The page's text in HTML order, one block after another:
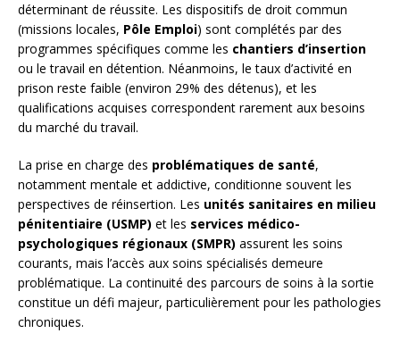
déterminant de réussite. Les dispositifs de droit commun
(missions locales, Pôle Emploi) sont complétés par des
programmes spécifiques comme les chantiers d’insertion
ou le travail en détention. Néanmoins, le taux d’activité en
prison reste faible (environ 29% des détenus), et les
qualifications acquises correspondent rarement aux besoins
du marché du travail.
La prise en charge des problématiques de santé,
notamment mentale et addictive, conditionne souvent les
perspectives de réinsertion. Les unités sanitaires en milieu
pénitentiaire (USMP) et les services médico-
psychologiques régionaux (SMPR) assurent les soins
courants, mais l’accès aux soins spécialisés demeure
problématique. La continuité des parcours de soins à la sortie
constitue un défi majeur, particulièrement pour les pathologies
chroniques.